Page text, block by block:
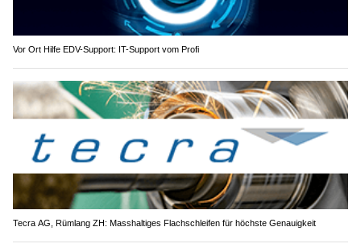
Vor Ort Hilfe EDV-Support: IT-Support vom Profi
Tecra AG, Rümlang ZH: Masshaltiges Flachschleifen für höchste Genauigkeit